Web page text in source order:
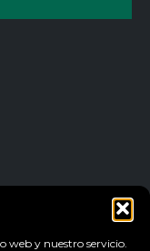
web y nuestro servicio.